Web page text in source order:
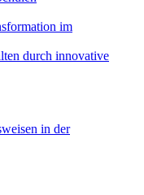
im
durch innovative
in der